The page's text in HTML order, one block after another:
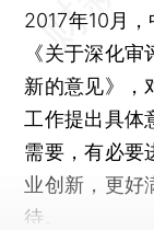
2017年10月
《关于深化
新的意见》，
工作提出具体
需要，有必要
业创新，更好
待。